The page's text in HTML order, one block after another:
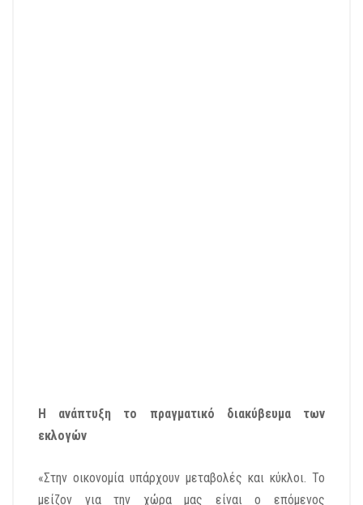
Η ανάπτυξη το πραγματικό διακύβευμα των
εκλογών
«Στην οικονομία υπάρχουν μεταβολές και κύκλοι. Το
μείζον για την χώρα μας είναι ο επόμενος